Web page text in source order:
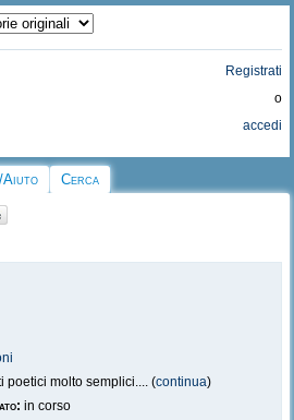
Registrati
o
accedi
Aiuto Cerca
poetici molto semplici.... (continua)
in corso